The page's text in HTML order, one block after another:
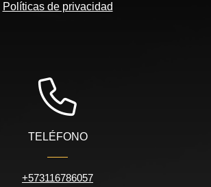
Políticas de privacidad
TELÉFONO
+573116786057